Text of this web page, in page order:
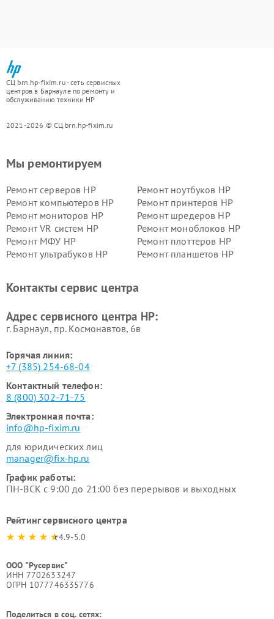
СЦ brn.hp-fixim.ru - сеть сервисных
центров в Барнауле по ремонту и
обслуживанию техники HP
2021-2026 © СЦ brn.hp-fixim.ru
Мы ремонтируем
Ремонт серверов HP
Ремонт ноутбуков HP
Ремонт компьютеров HP
Ремонт принтеров HP
Ремонт мониторов HP
Ремонт шредеров HP
Ремонт VR систем HP
Ремонт моноблоков HP
Ремонт МФУ HP
Ремонт плоттеров HP
Ремонт ультрабуков HP
Ремонт планшетов HP
Контакты сервис центра
Адрес сервисного центра HP:
г. Барнаул, ​пр. Космонавтов, 6в
Горячая линия:
+7 (385) 254-68-04
Контактный телефон:
8 (800) 302-71-75
Электронная почта:
info@hp-fixim.ru
для юридических лиц
manager@fix-hp.ru
График работы:
ПН-ВСК с 9:00 до 21:00 без перерывов и выходных
Рейтинг сервисного центра
4.9-5.0
ООО "Русервис"
ИНН 7702633247
ОГРН 1077746335776
Поделиться в соц. сетях: